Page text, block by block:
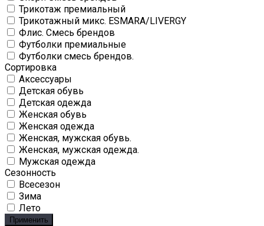
Трикотаж премиальный
Трикотажный микс. ESMARA/LIVERGY
Флис. Смесь брендов
Футболки премиальные
Футболки смесь брендов.
Сортировка
Аксессуары
Детская обувь
Детская одежда
Женская обувь
Женская одежда
Женская, мужская обувь.
Женская, мужская одежда.
Мужская одежда
Сезонность
Всесезон
Зима
Лето